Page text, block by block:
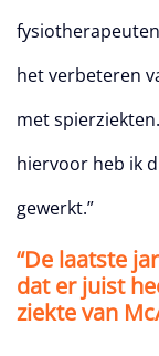
het verbeteren
met
hiervoor heb ik
gewerkt.”
“De laatste
dat er juist
ziekte van